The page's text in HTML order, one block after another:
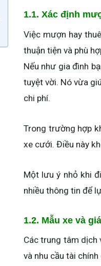
1.1. Xác định
Việc mượn hay
thuận tiện và phù
Nếu như gia đình
tuyệt vời. Nó vừa
chi phí.
Trong trường hợp
xe cưới. Điều này
Một lưu ý nhỏ khi
nhiều thông tin để
1.2. Mẫu xe và
Các trung tâm dịch
và nhu cầu tài